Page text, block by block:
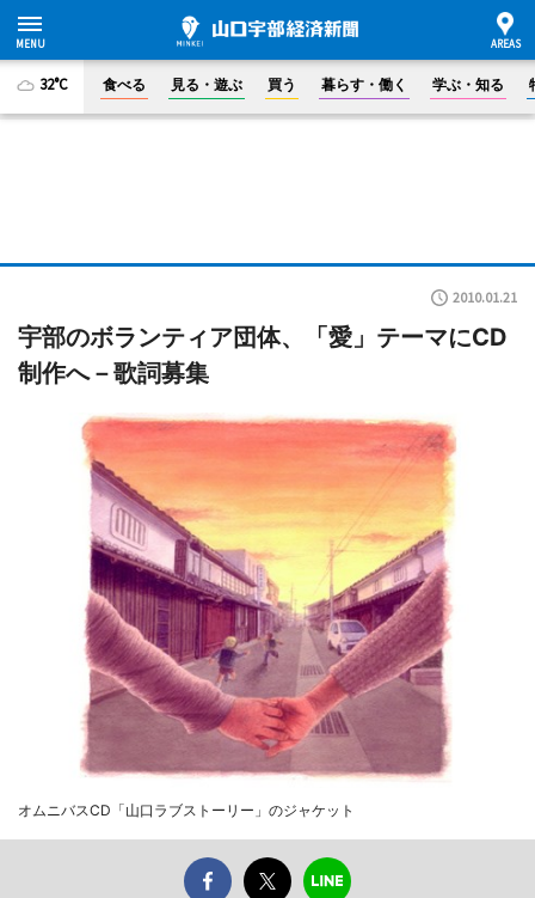
32°C 食べる 見る・遊ぶ 買う 暮らす・働く 学ぶ・知る
2010.01.21
宇部のボランティア団体、「愛」テーマにCD
制作へ－歌詞募集
オムニバスCD「山口ラブストーリー」のジャケット